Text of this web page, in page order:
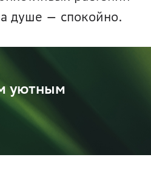
душе — спокойно.
уютным